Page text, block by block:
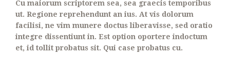
Cu maiorum scriptorem sea, sea graecis temporibus
ut. Regione reprehendunt an ius. At vis dolorum
facilisi, ne vim munere doctus liberavisse, sed oratio
integre dissentiunt in. Est option oportere indoctum
et, id tollit probatus sit. Qui case probatus cu.